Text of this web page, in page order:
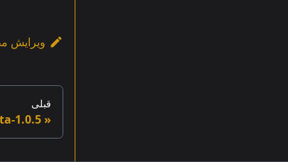
ویرایش
قبلی
1.0.5-beta